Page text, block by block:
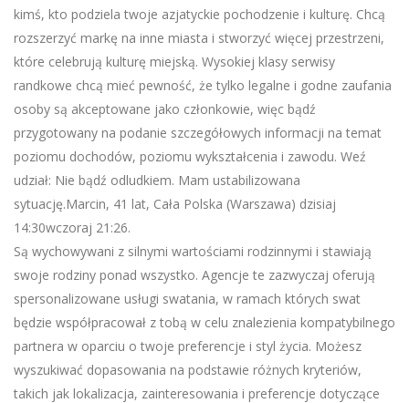
kimś, kto podziela twoje azjatyckie pochodzenie i kulturę. Chcą
rozszerzyć markę na inne miasta i stworzyć więcej przestrzeni,
które celebrują kulturę miejską. Wysokiej klasy serwisy
randkowe chcą mieć pewność, że tylko legalne i godne zaufania
osoby są akceptowane jako członkowie, więc bądź
przygotowany na podanie szczegółowych informacji na temat
poziomu dochodów, poziomu wykształcenia i zawodu. Weź
udział: Nie bądź odludkiem. Mam ustabilizowana
sytuację.Marcin, 41 lat, Cała Polska (Warszawa) dzisiaj
14:30wczoraj 21:26.
Są wychowywani z silnymi wartościami rodzinnymi i stawiają
swoje rodziny ponad wszystko. Agencje te zazwyczaj oferują
spersonalizowane usługi swatania, w ramach których swat
będzie współpracował z tobą w celu znalezienia kompatybilnego
partnera w oparciu o twoje preferencje i styl życia. Możesz
wyszukiwać dopasowania na podstawie różnych kryteriów,
takich jak lokalizacja, zainteresowania i preferencje dotyczące